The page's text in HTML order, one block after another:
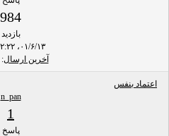
984
بازدید
۰۱/۶/۱۳، ۰۲:۲۲ عصر
آخرین ارسال
اعتماد بنفس
n_pan
1
پاسخ